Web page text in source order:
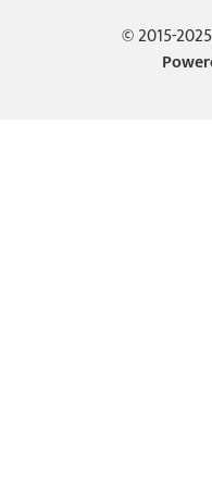
© 2015-